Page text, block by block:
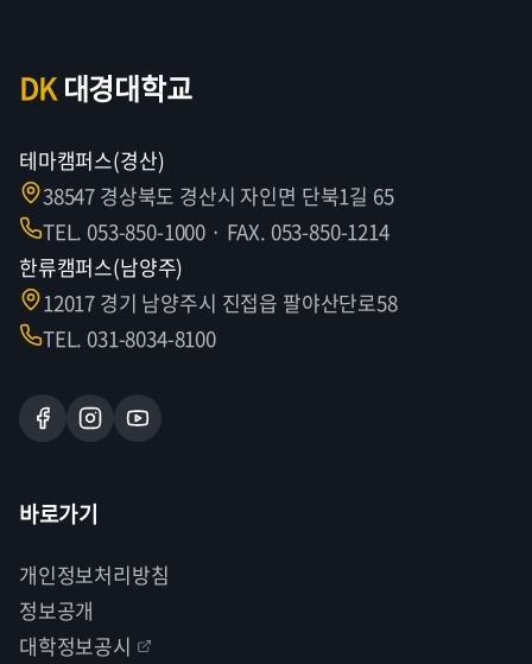
DK대경대학교
테마캠퍼스(경산)
38547 경상북도 경산시 자인면 단북1길 65
TEL. 053-850-1000 · FAX. 053-850-1214
한류캠퍼스(남양주)
12017 경기 남양주시 진접읍 팔야산단로58
TEL. 031-8034-8100
바로가기
개인정보처리방침
정보공개
대학정보공시